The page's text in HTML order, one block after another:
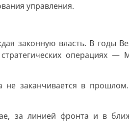
управления.
законную власть. В годы
операциях
заканчивается в
за линией фронта и в